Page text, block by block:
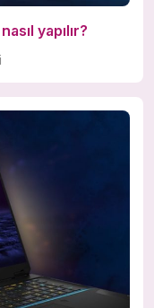
yapılır?